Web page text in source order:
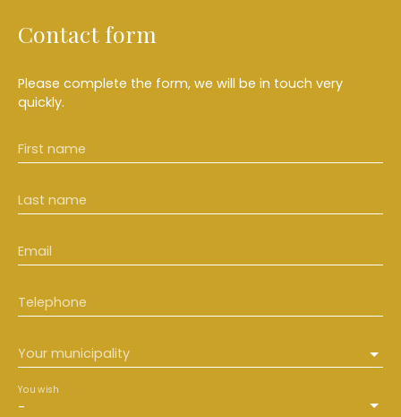
Contact form
Please complete the form, we will be in touch very
quickly.
First name
Last name
Email
Telephone
Your municipality
-
You wish